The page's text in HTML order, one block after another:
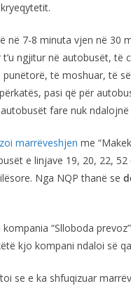
në 7-8 minuta vjen në 30
ngjitur në autobusët,
punëtorë, të moshuar, të
pasi që për
fare nuk ndalojnë
marrëveshjen me
e linjave 19, 20, 22,
Nga NQP thanë se
“Slloboda
kjo kompani ndaloi së
se e ka shfuqizuar